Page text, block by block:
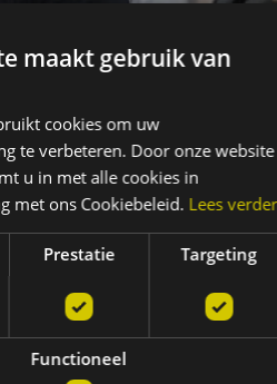
maakt gebruik van
cookies om uw
te verbeteren. Door onze website
u in met alle cookies in
met ons Cookiebeleid. Lees verder
Prestatie Targeting
Functioneel